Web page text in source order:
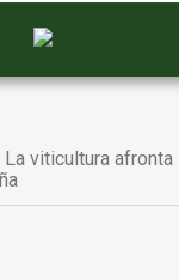
La viticultura